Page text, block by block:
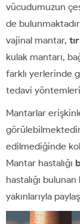
vücudumuzun
de
vajinal mantar,
kulak mantarı,
farklı yerlerinde
tedavi
Mantarlar
edilmediğinde
Mantar hastalığı
hastalığı
yakınlarıyla